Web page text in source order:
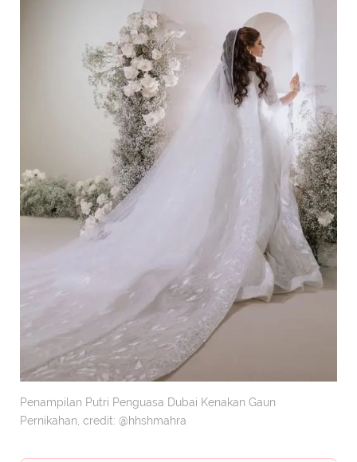
Penampilan Putri Penguasa Dubai Kenakan Gaun
Pernikahan, credit: @hhshmahra